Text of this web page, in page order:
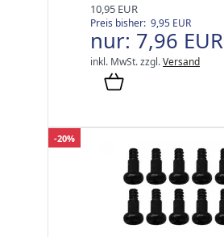
10,95 EUR
Preis bisher: 9,95 EUR
nur: 7,96 EUR
inkl. MwSt.zzgl.Versand
-20%